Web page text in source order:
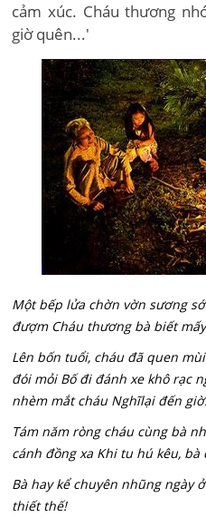
cảm xúc. Cháu thương
giờ quên...'
Một bếp lửa chờn vờn sương
đượm Cháu thương bà biết
Lên bốn tuổi, cháu đã quen
đói mỏi Bố đi đánh xe khô rạc
nhèm mắt cháu Nghĩlại đến
Tám năm ròng cháu cùng bà
cánh đồng xa Khi tu hú kêu, bà
Bà hay kể chuyên nhũng ngày
thiết thế!